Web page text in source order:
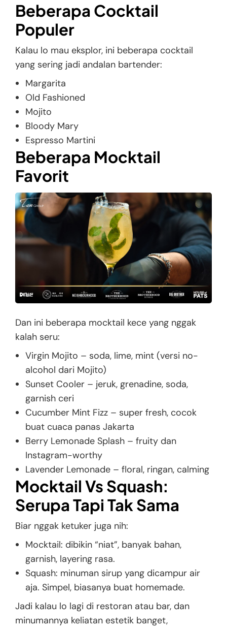
Beberapa Cocktail
Populer
Kalau lo mau eksplor, ini beberapa cocktail
yang sering jadi andalan bartender:
Margarita
Old Fashioned
Mojito
Bloody Mary
Espresso Martini
Beberapa Mocktail
Favorit
Dan ini beberapa mocktail kece yang nggak
kalah seru:
Virgin Mojito – soda, lime, mint (versi no-
alcohol dari Mojito)
Sunset Cooler – jeruk, grenadine, soda,
garnish ceri
Cucumber Mint Fizz – super fresh, cocok
buat cuaca panas Jakarta
Berry Lemonade Splash – fruity dan
Instagram-worthy
Lavender Lemonade – floral, ringan, calming
Mocktail Vs Squash:
Serupa Tapi Tak Sama
Biar nggak ketuker juga nih:
Mocktail: dibikin “niat”, banyak bahan,
garnish, layering rasa.
Squash: minuman sirup yang dicampur air
aja. Simpel, biasanya buat homemade.
Jadi kalau lo lagi di restoran atau bar, dan
minumannya keliatan estetik banget,